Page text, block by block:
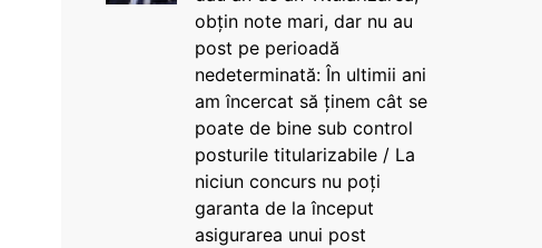
obțin note mari, dar nu au
post pe perioadă
nedeterminată: În ultimii ani
am încercat să ținem cât se
poate de bine sub control
posturile titularizabile / La
niciun concurs nu poți
garanta de la început
asigurarea unui post